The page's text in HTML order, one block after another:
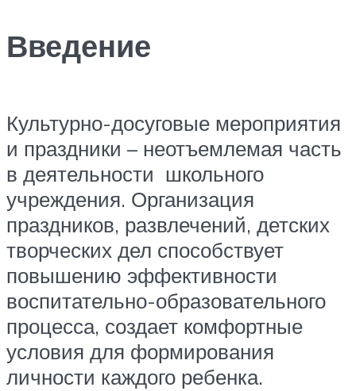
Введение
Культурно-досуговые мероприятия
и праздники – неотъемлемая часть
в деятельности школьного
учреждения. Организация
праздников, развлечений, дет­ских
творческих дел способствует
повышению эффективности
воспитательно­-образовательного
процесса, создает комфортные
условия для формирования
личности каждого ребенка.